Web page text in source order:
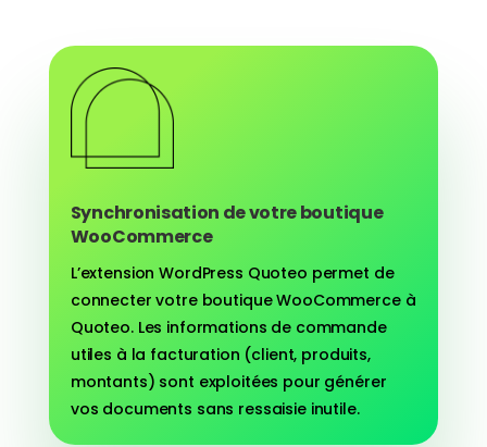
Synchronisation de votre boutique
WooCommerce
L’extension WordPress Quoteo permet de
connecter votre boutique WooCommerce à
Quoteo. Les informations de commande
utiles à la facturation (client, produits,
montants) sont exploitées pour générer
vos documents sans ressaisie inutile.